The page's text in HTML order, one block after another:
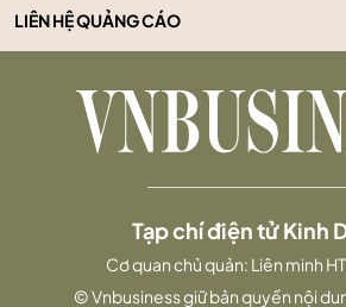
LIÊN HỆ QUẢNG CÁO
Tạp chí điện tử Kinh
Cơ quan chủ quản: Liên minh
© Vnbusiness giữ bản quyền nội